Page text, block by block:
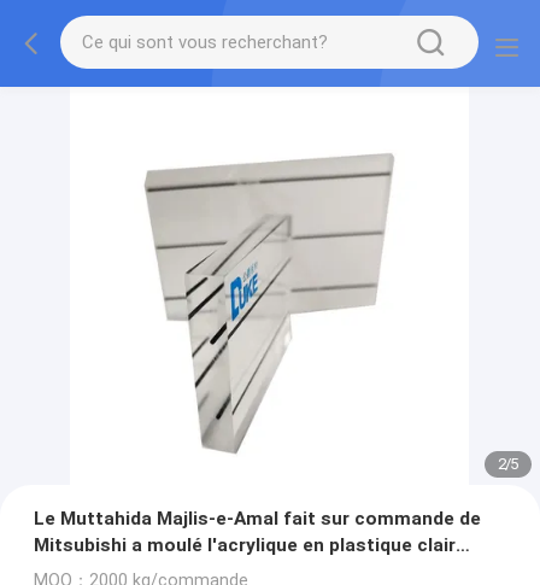
2/5
Le Muttahida Majlis-e-Amal fait sur commande de
Mitsubishi a moulé l'acrylique en plastique clair
couvre la coupe de laser
MOQ：2000 kg/commande